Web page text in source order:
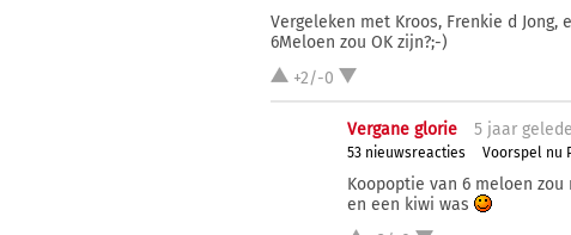
Vergeleken met Kroos, Frenkie d
6Meloen zou OK zijn?;-)
+2/-0
Vergane glorie 5 jaar
53 nieuwsreacties Voorspel nu
Koopoptie van 6 meloen
en een kiwi was